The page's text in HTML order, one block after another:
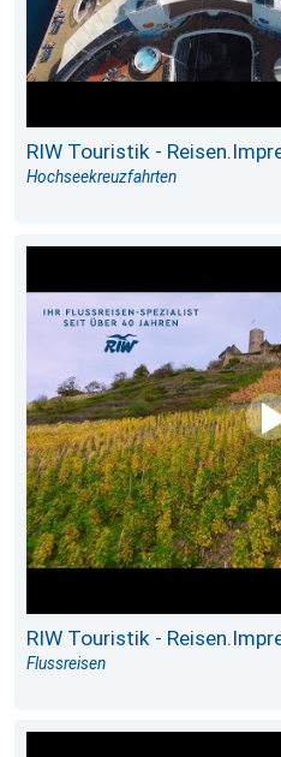
RIW Touristik -
Hochseekreuzfahrten
RIW Touristik -
Flussreisen